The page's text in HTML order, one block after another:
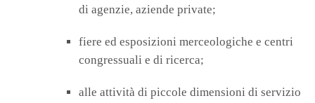
di agenzie, aziende private;
fiere ed esposizioni merceologiche e centri
congressuali e di ricerca;
alle attività di piccole dimensioni di servizio